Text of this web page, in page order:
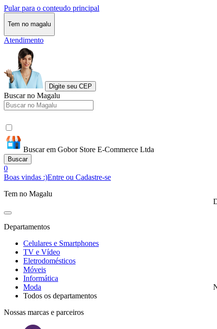
Pular para o conteudo principal
Tem no magalu
Atendimento
Digite seu CEP
Buscar no Magalu
Buscar em Gobor Store E-Commerce Ltda
Buscar
0
Boas vindas :)Entre ou Cadastre-se
Tem no Magalu
Departamentos
Celulares e Smartphones
TV e Vídeo
Eletrodomésticos
Móveis
Informática
Moda
Todos os departamentos
Nossas marcas e parceiros